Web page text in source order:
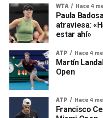
WTA Hace 4
Paula
atraviesa:
estar ahí»
ATP Hace 4
Martín
Open
ATP Hace 4
Francisco